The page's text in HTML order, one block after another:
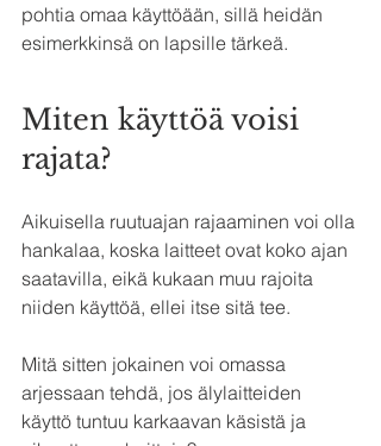
pohtia omaa käyttöään, sillä heidän
esimerkkinsä on lapsille tärkeä.
Miten käyttöä voisi
rajata?
Aikuisella ruutuajan rajaaminen voi olla
hankalaa, koska laitteet ovat koko ajan
saatavilla, eikä kukaan muu rajoita
niiden käyttöä, ellei itse sitä tee.
Mitä sitten jokainen voi omassa
arjessaan tehdä, jos älylaitteiden
käyttö tuntuu karkaavan käsistä ja